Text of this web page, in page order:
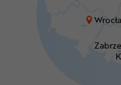
Zabrze